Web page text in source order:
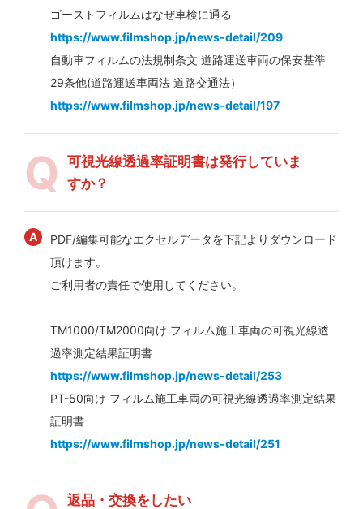
ゴーストフィルムはなぜ車検に通る
https://www.filmshop.jp/news-detail/209
自動車フィルムの法規制条文 道路運送車両の保安基準
29条他(道路運送車両法 道路交通法）
https://www.filmshop.jp/news-detail/197
可視光線透過率証明書は発行していま
すか？
PDF/編集可能なエクセルデータを下記よりダウンロード
頂けます。
ご利用者の責任で使用してください。
TM1000/TM2000向け フィルム施工車両の可視光線透
過率測定結果証明書
https://www.filmshop.jp/news-detail/253
PT-50向け フィルム施工車両の可視光線透過率測定結果
証明書
https://www.filmshop.jp/news-detail/251
返品・交換をしたい